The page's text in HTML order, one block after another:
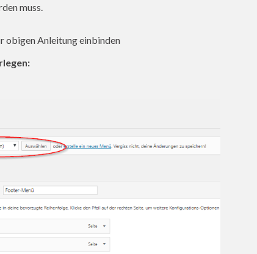
muss.
obigen Anleitung einbinden